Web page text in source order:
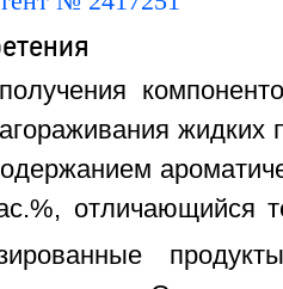
жидких
отличающийся